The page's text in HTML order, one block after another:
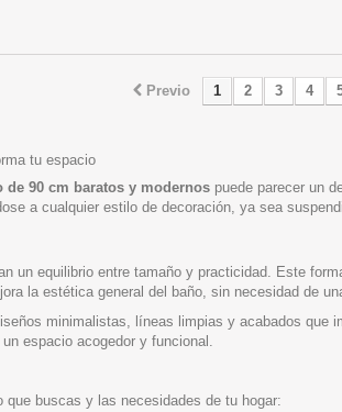
Previo 1 2 3 4
tu espacio
de 90 cm baratos y modernos puede parecer un
a cualquier estilo de decoración, ya sea
un equilibrio entre tamaño y practicidad. Este
la estética general del baño, sin necesidad de
minimalistas, líneas limpias y acabados
espacio acogedor y funcional.
buscas y las necesidades de tu hogar: